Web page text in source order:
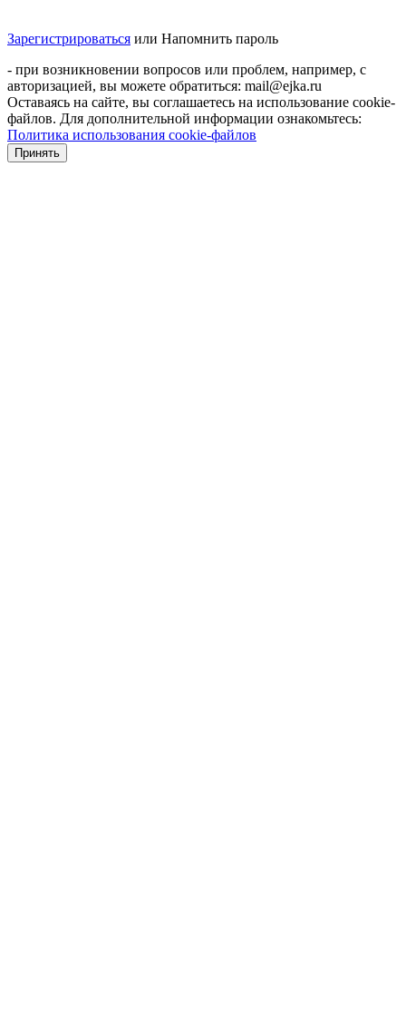
Зарегистрироваться или Напомнить пароль
- при возникновении вопросов или проблем, например, с
авторизацией, вы можете обратиться: mail@ejka.ru
Оставаясь на сайте, вы соглашаетесь на использование cookie-
файлов. Для дополнительной информации ознакомьтесь:
Политика использования cookie-файлов
Принять